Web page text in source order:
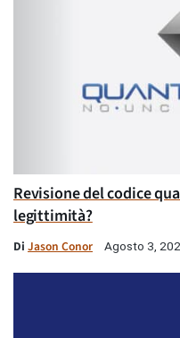
Revisione del codice
legittimità?
Di Jason Conor Agosto 3,